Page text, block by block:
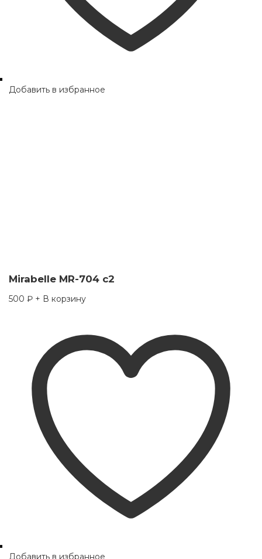
Добавить в избранное
Mirabelle MR-704 c2
500 ₽ + В корзину
Добавить в избранное